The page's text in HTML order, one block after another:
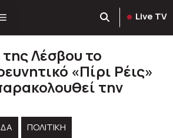
Live TV
Λέσβου το
«Πίρι Ρέις»
την
ΠΟΛΙΤΙΚΉ